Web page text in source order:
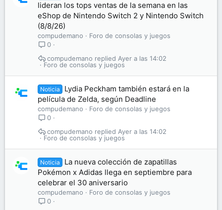
lideran los tops ventas de la semana en las
eShop de Nintendo Switch 2 y Nintendo Switch
(8/8/26)
compudemano
Foro de consolas y juegos
0
Foro de consolas y juegos
Ayer a las 14:02
compudemano
Noticia
Lydia Peckham también estará en la
película de Zelda, según Deadline
compudemano
Foro de consolas y juegos
0
Foro de consolas y juegos
Ayer a las 14:02
compudemano
Noticia
La nueva colección de zapatillas
Pokémon x Adidas llega en septiembre para
celebrar el 30 aniversario
compudemano
Foro de consolas y juegos
0